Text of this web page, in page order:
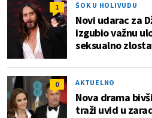
1 ŠOK U HOLIVUDU
Novi udarac za
izgubio važnu
seksualno
0 AKTUELNO
Nova drama
traži uvid u